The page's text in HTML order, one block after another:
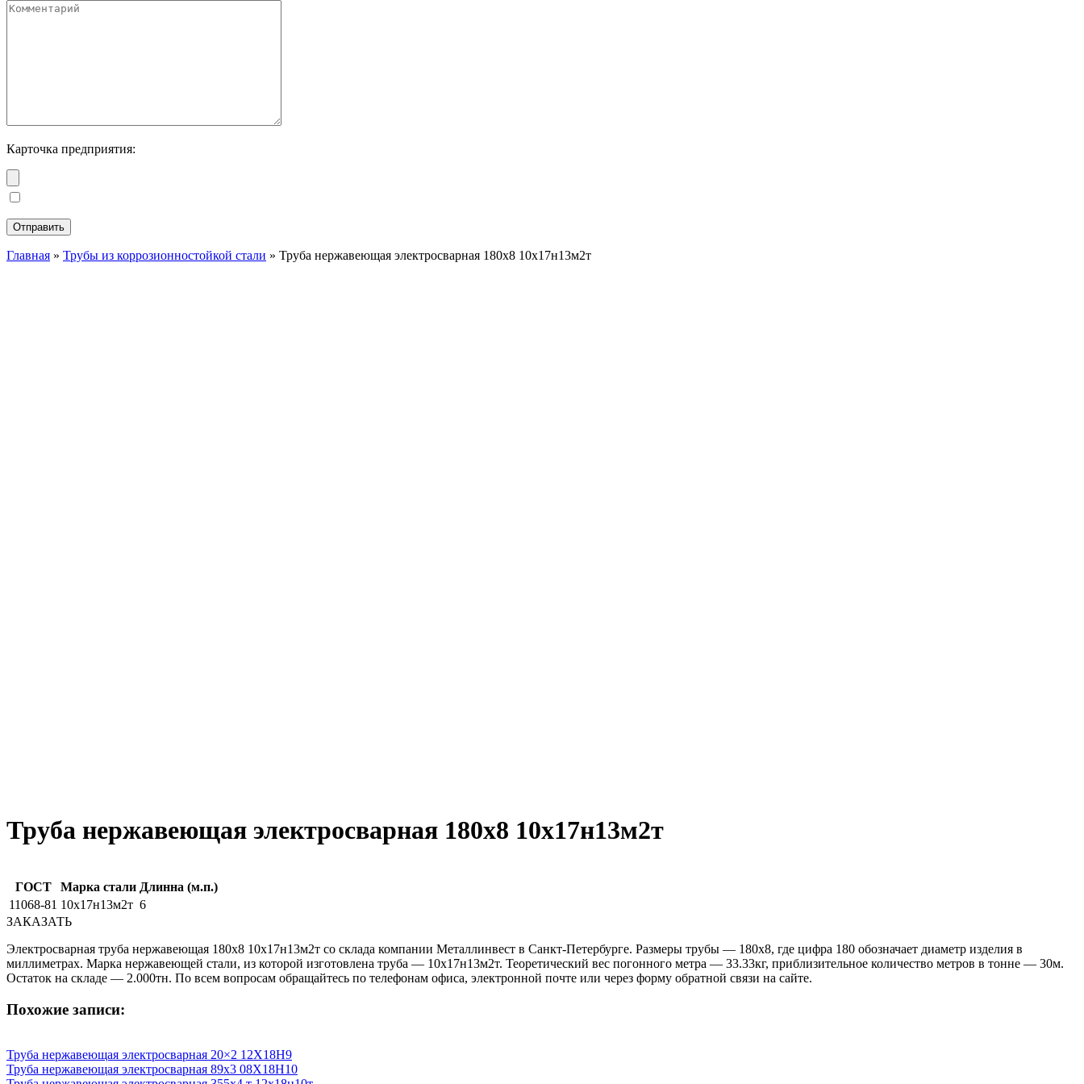
Карточка предприятия:
Главная » Трубы из коррозионностойкой стали » Труба нержавеющая электросварная 180х8 10х17н13м2т
Труба нержавеющая электросварная 180х8 10х17н13м2т
ГОСТ Марка стали Длинна (м.п.)
11068-81 10х17н13м2т 6
ЗАКАЗАТЬ
Электросварная труба нержавеющая 180х8 10х17н13м2т со склада компании Металлинвест в Санкт-Петербурге. Размеры трубы — 180х8, где цифра 180 обозначает диаметр изделия в
миллиметрах. Марка нержавеющей стали, из которой изготовлена труба — 10х17н13м2т. Теоретический вес погонного метра — 33.33кг, приблизительное количество метров в тонне — 30м.
Остаток на складе — 2.000тн. По всем вопросам обращайтесь по телефонам офиса, электронной почте или через форму обратной связи на сайте.
Похожие записи:
Труба нержавеющая электросварная 20×2 12Х18Н9
Труба нержавеющая электросварная 89х3 08Х18Н10